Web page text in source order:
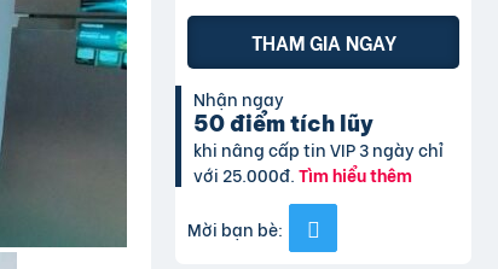
THAM GIA NGAY
Nhận ngay
50 điểm tích lũy
khi nâng cấp tin VIP 3 ngày chỉ
với 25.000đ.Tìm hiểu thêm
Mời bạn bè: